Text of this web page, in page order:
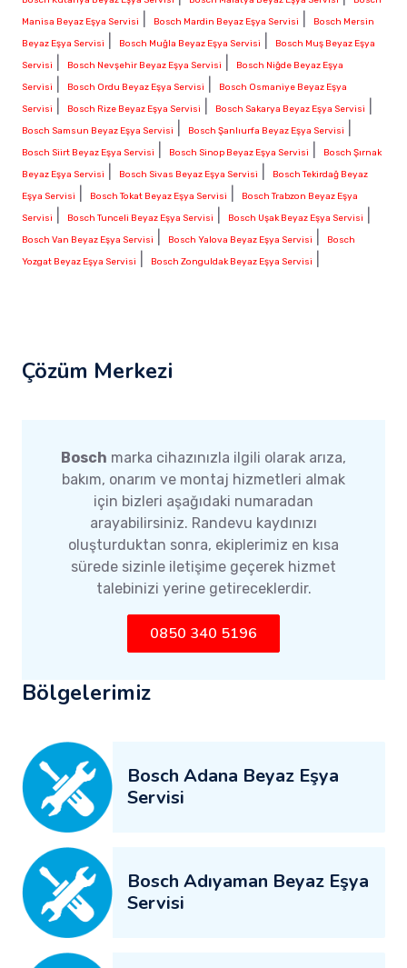
Manisa Beyaz Eşya Servisi
Bosch Mardin Beyaz Eşya Servisi
Bosch Mersin
Beyaz Eşya Servisi
Bosch Muğla Beyaz Eşya Servisi
Bosch Muş Beyaz Eşya
Servisi
Bosch Nevşehir Beyaz Eşya Servisi
Bosch Niğde Beyaz Eşya
Servisi
Bosch Ordu Beyaz Eşya Servisi
Bosch Osmaniye Beyaz Eşya
Servisi
Bosch Rize Beyaz Eşya Servisi Bosch Sakarya Beyaz Eşya Servisi
Bosch Samsun Beyaz Eşya Servisi Bosch Şanlıurfa Beyaz Eşya Servisi
Bosch Siirt Beyaz Eşya Servisi Bosch Sinop Beyaz Eşya Servisi
Bosch Şırnak
Beyaz Eşya Servisi
Bosch Sivas Beyaz Eşya Servisi
Bosch Tekirdağ Beyaz
Eşya Servisi
Bosch Tokat Beyaz Eşya Servisi
Bosch Trabzon Beyaz Eşya
Servisi
Bosch Tunceli Beyaz Eşya Servisi Bosch Uşak Beyaz Eşya Servisi
Bosch Van Beyaz Eşya Servisi Bosch Yalova Beyaz Eşya Servisi
Bosch
Yozgat Beyaz Eşya Servisi
Bosch Zonguldak Beyaz Eşya Servisi
Çözüm Merkezi
Bosch marka cihazınızla ilgili olarak arıza,
bakım, onarım ve montaj hizmetleri almak
için bizleri aşağıdaki numaradan
arayabilirsiniz. Randevu kaydınızı
oluşturduktan sonra, ekiplerimiz en kısa
sürede sizinle iletişime geçerek hizmet
talebinizi yerine getireceklerdir.
0850 340 5196
Bölgelerimiz
Bosch Adana Beyaz Eşya
Servisi
Bosch Adıyaman Beyaz Eşya
Servisi